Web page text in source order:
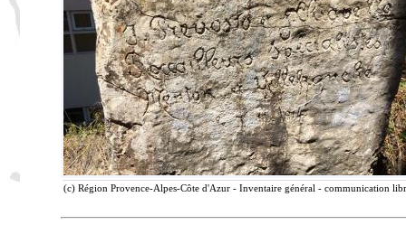
(c) Région Provence-Alpes-Côte d'Azur - Inventaire général - communication